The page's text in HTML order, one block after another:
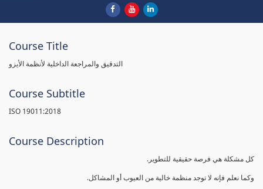
Course Title
التدقيق والمراجعة الداخلية لأنظمة الأيزو
Course Subtitle
ISO 19011:2018
Course Description
كل مشكلة هي فرصة حقيقية للتطوير.
وكما نعلم فإنه لا توجد منظمة خالية من العيوب أو المشاكل.